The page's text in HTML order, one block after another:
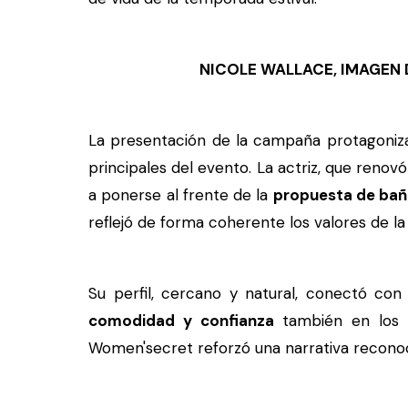
NICOLE WALLACE,
La presentación de la campaña
principales del evento. La actriz, que
a ponerse al frente de la propuesta de
reflejó de forma coherente los valores de
Su perfil, cercano y natural, conectó
comodidad y confianza también en los
Women'secret reforzó una narrativa